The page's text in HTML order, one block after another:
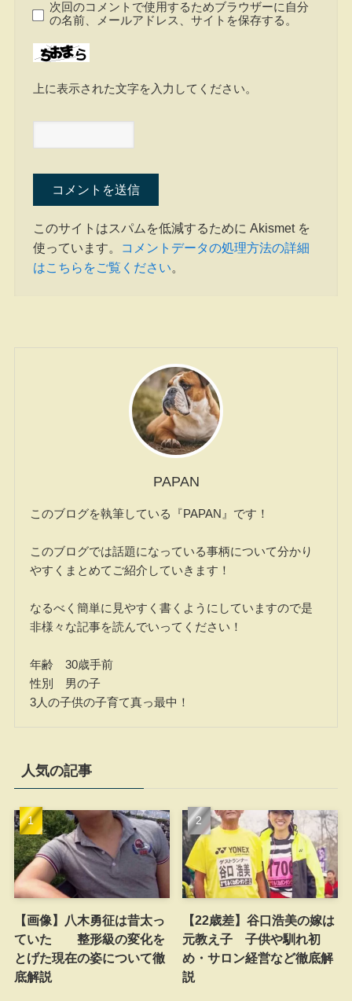
次回のコメントで使用するためブラウザーに自分
の名前、メールアドレス、サイトを保存する。
上に表示された文字を入力してください。
このサイトはスパムを低減するために Akismet を
使っています。
コメントデータの処理方法の詳細
はこちらをご覧ください。
PAPAN
このブログを執筆している『PAPAN』です！
このブログでは話題になっている事柄について分かり
やすくまとめてご紹介していきます！
なるべく簡単に見やすく書くようにしていますので是
非様々な記事を読んでいってください！
年齢 30歳手前
性別 男の子
3人の子供の子育て真っ最中！
人気の記事
【画像】八木勇征は昔太っ
ていた 整形級の変化を
とげた現在の姿について徹
底解説
【22歳差】谷口浩美の嫁は
元教え子 子供や馴れ初
め・サロン経営など徹底解
説